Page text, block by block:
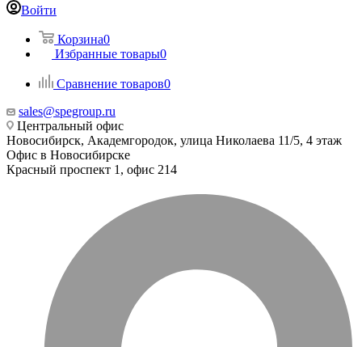
Войти
Корзина0
Избранные товары0
Сравнение товаров0
sales@spegroup.ru
Центральный офис
Новосибирск, Академгородок, улица Николаева 11/5, 4 этаж
Офис в Новосибирске
Красный проспект 1, офис 214